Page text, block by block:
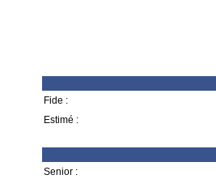
Fide :
Estimé :
Senior :